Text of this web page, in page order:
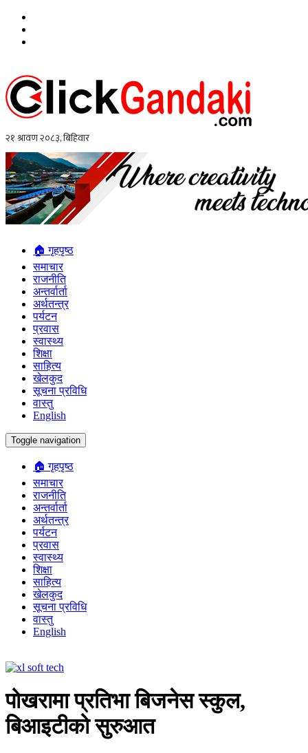
🏠 गृहपृष्ठ
समाचार
राजनीति
अन्तर्वार्ता
अर्थतन्त्र
पर्यटन
प्रवास
स्वास्थ्य
शिक्षा
साहित्य
खेलकुद
सूचना प्रविधि
वास्तु
English
Toggle navigation
🏠 गृहपृष्ठ
समाचार
राजनीति
अन्तर्वार्ता
अर्थतन्त्र
पर्यटन
प्रवास
स्वास्थ्य
शिक्षा
साहित्य
खेलकुद
सूचना प्रविधि
वास्तु
English
पोखरामा प्रतिभा बिजनेस स्कुल,
बिआइटीको सुरुआत